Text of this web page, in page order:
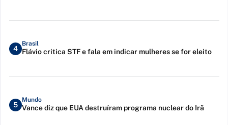
4
Brasil
Flávio critica STF e fala em indicar mulheres se for eleito
5
Mundo
Vance diz que EUA destruíram programa nuclear do Irã